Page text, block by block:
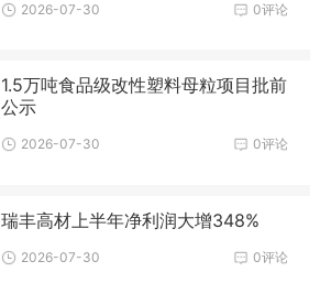
0评论
2026-07-30
1.5万吨食品级改性塑料母粒项目批前
公示
0评论
2026-07-30
瑞丰高材上半年净利润大增348%
0评论
2026-07-30